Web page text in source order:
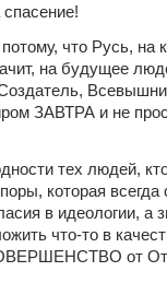
что Русь, на
на будущее
ЗАВТРА и не
тех людей,
которая
в идеологии, а
что-то в
от